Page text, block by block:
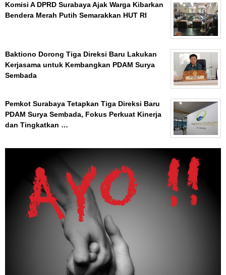
Komisi A DPRD Surabaya Ajak Warga Kibarkan
Bendera Merah Putih Semarakkan HUT RI
Baktiono Dorong Tiga Direksi Baru Lakukan
Kerjasama untuk Kembangkan PDAM Surya
Sembada
Pemkot Surabaya Tetapkan Tiga Direksi Baru
PDAM Surya Sembada, Fokus Perkuat Kinerja
dan Tingkatkan …